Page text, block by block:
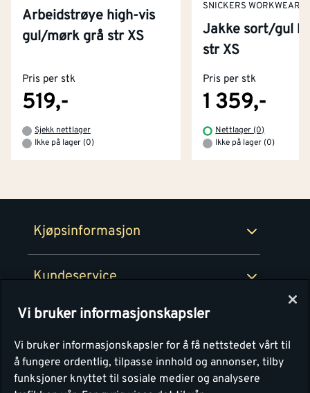
Arbeidstrøye high-vis
gul/mørk grå str XS
Pris per stk
519,-
Sjekk nettlager
Ikke på lager (0)
SNICKERS WORKWEAR
Jakke sort/gul
str XS
Pris per stk
1 359,-
Nettlager (0)
Ikke på lager (0)
Kjøpsinformasjon
Kjøpsbetingelser
Retur- og angrerettsskjema
Kundeservice
Kontakt oss
Tjenester
Montér Klubb
Montér
Byggevarehus og åpningstider
Prismatch
Personvern
Vi bruker informasjonskapsler
Vi bruker informasjonskapsler for å få nettstedet vårt til
å fungere ordentlig, tilpasse innhold og annonser, tilby
funksjoner knyttet til sosiale medier og analysere